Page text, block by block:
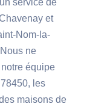
service de
et
Nom-la-
ne
équipe
les
maisons de